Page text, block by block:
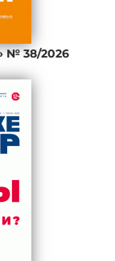
№ 38/2026